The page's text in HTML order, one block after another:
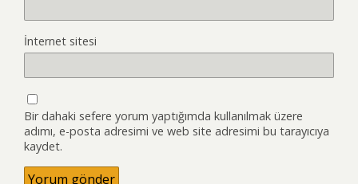
İnternet sitesi
Bir dahaki sefere yorum yaptığımda kullanılmak üzere
adımı, e-posta adresimi ve web site adresimi bu tarayıcıya
kaydet.